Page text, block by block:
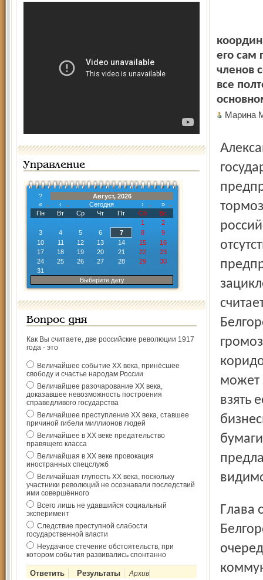
Управление
?
Август, 2026
«
‹ Сегодня ›
»
Пн
Вт Ср Чт Пт Сб
Вс
1
2
3
4 5 6 7 8
9
10
11 12 13 14 15
16
17
18 19 20 21 22
23
24
25 26 27 28 29
30
31
Выберите дату
Вопрос дня
Как Вы считаете, две российские революции 1917
года - это
Величайшее событие ХХ века, принёсшее
свободу и счастье народам России
Величайшее разочарование ХХ века,
доказавшее невозможность построения
справедливого государства
Величайшее преступление ХХ века, ставшее
причиной гибели миллионов людей
Величайшее в ХХ веке предательство
правящего класса
Величайшая в ХХ веке провокация
иностранных спецслужб
Величайшая глупость ХХ века, поскольку
участники революций не осознавали последствий
ими совершённого
Всего лишь не удавшийся социальный
эксперимент
Следствие преступной слабости
государственной власти
Неудачное стечение обстоятельств, при
котором события развивались спонтанно
Архив
его сам
членов
все
Марина
Александр Рябухин, начальник областного управления
может
взять
Глава округа пообещал непременно побывать в